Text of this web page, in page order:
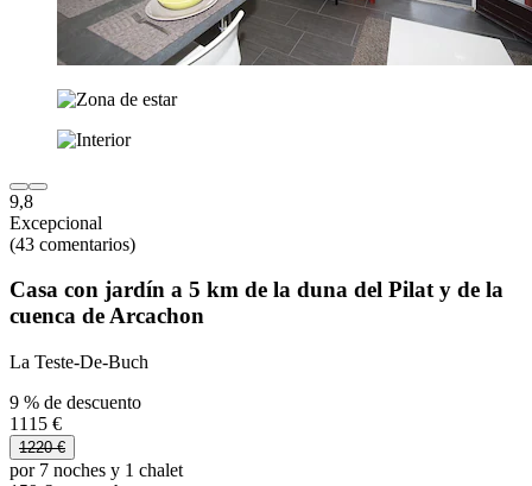
9,8
Excepcional
(43 comentarios)
Casa con jardín a 5 km de la duna del Pilat y de la
cuenca de Arcachon
La Teste-De-Buch
9 % de descuento
1115 €
1220 €
por 7 noches y 1 chalet